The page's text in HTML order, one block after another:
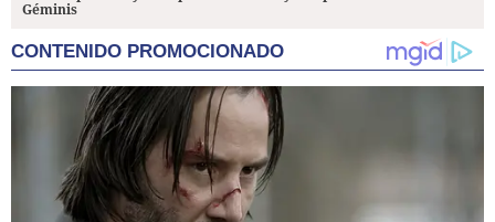
Géminis
CONTENIDO PROMOCIONADO